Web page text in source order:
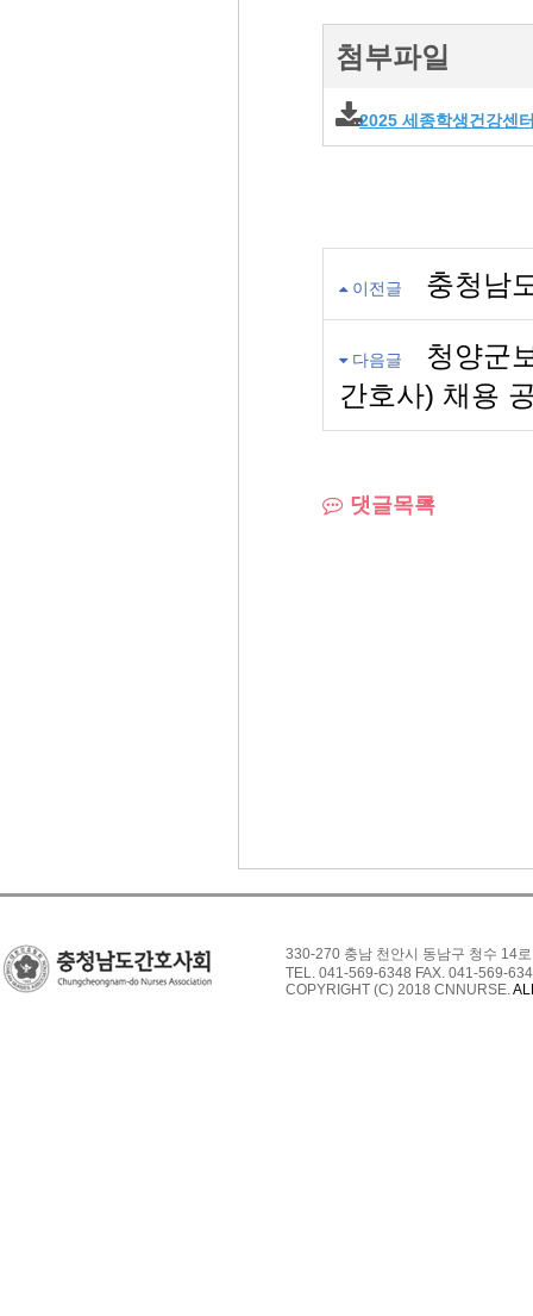
첨부파일
2025 세종학생건강센
이전글 충청남
다음글
청양군
간호사) 채용
댓글목록
330-270 충남 천안시 동남구 청수 14
TEL. 041-569-6348 FAX. 041-569-
COPYRIGHT (C) 2018 CNNURSE.